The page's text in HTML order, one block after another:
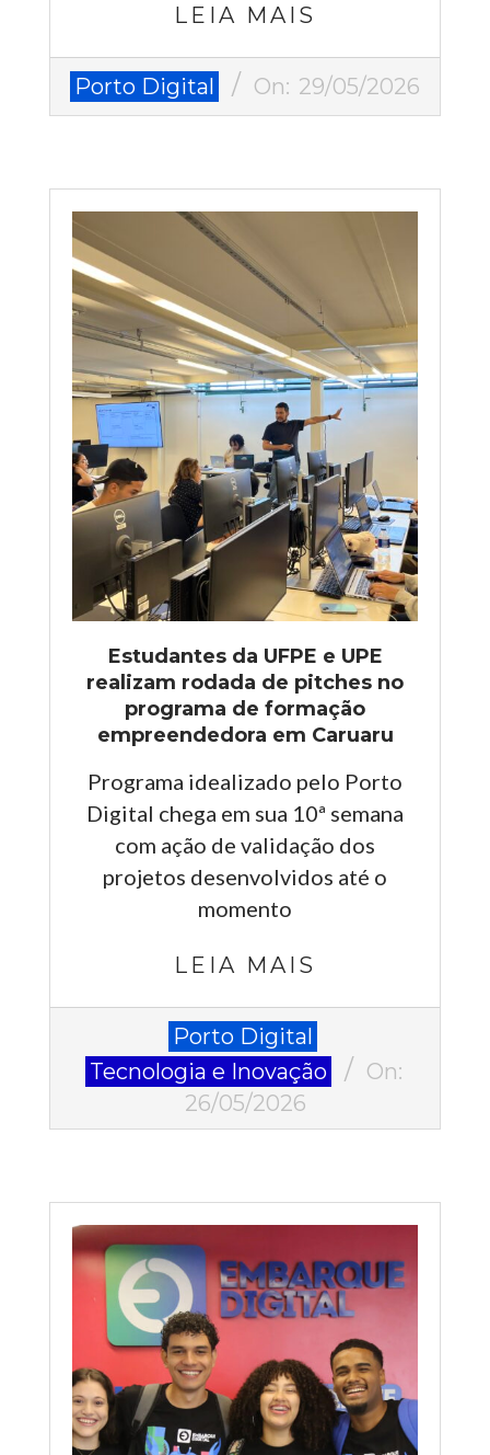
LEIA MAIS
2026-
05-
Porto Digital On: 29/05/2026
Estudantes da UFPE e UPE
realizam rodada de pitches no
programa de formação
empreendedora em Caruaru
Programa idealizado pelo Porto
Digital chega em sua 10ª semana
com ação de validação dos
projetos desenvolvidos até o
momento
LEIA MAIS
Porto Digital
Tecnologia e Inovação
On:
26/05/2026